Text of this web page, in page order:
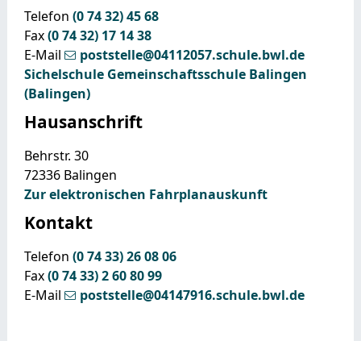
Telefon (07432) 4568
Fax(07432) 17 1438
E-Mail
poststelle@04112057.schule.bwl.de
Sichelschule Gemeinschaftsschule Balingen
(Balingen)
Hausanschrift
Behrstr. 30
72336 Balingen
Zur elektronischen Fahrplanauskunft
Kontakt
Telefon (07433) 260806
Fax(07433) 2608099
E-Mail
poststelle@04147916.schule.bwl.de